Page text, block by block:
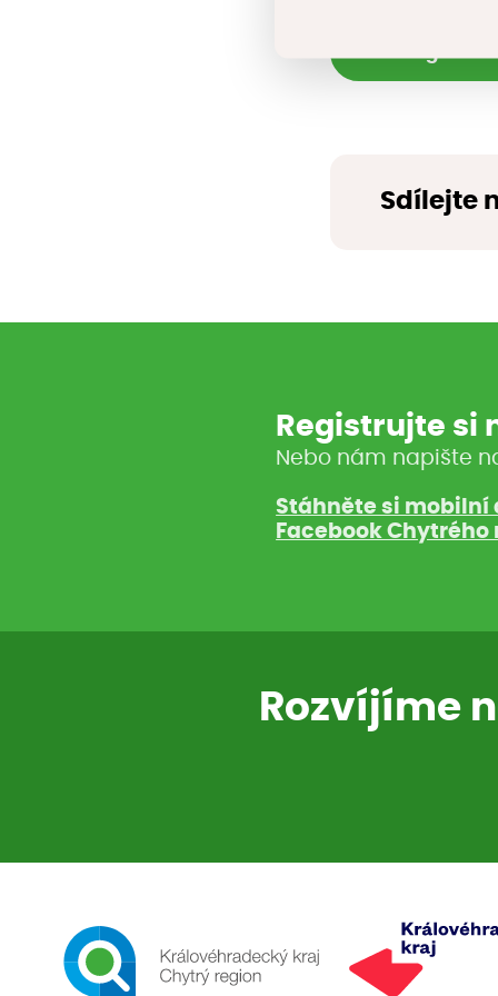
Sdílejte
Registrujte si
Nebo nám napište
Stáhněte si mobilní
Facebook Chytrého
Rozvíjíme